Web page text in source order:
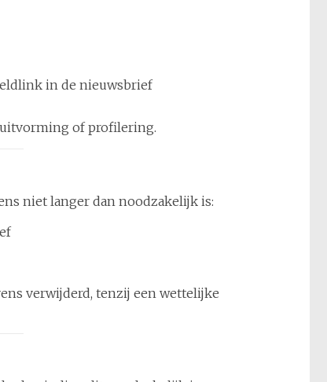
in de nieuwsbrief
of profilering.
niet langer dan noodzakelijk is:
verwijderd, tenzij een wettelijke